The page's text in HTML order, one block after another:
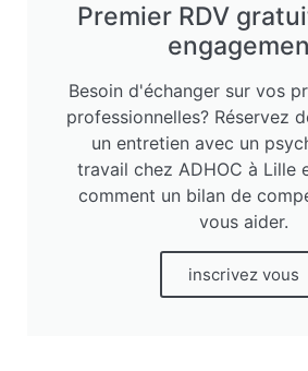
Premier RDV
Besoin d'échanger sur vos
professionnelles? Réservez
un entretien avec un
travail chez ADHOC à Lille
comment un bilan de
vous aider.
inscrivez vous